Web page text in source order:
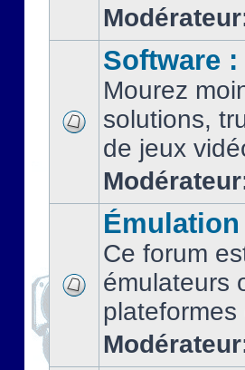
Software :
Mourez
solutions,
de jeux
Émulation
Ce forum
émulateurs
plateformes